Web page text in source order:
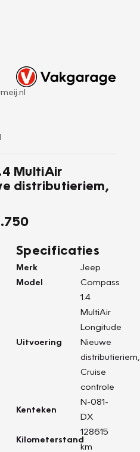
MultiAir
distributieriem,
Specificaties
Merk
Jeep
Model
Compass
Uitvoering
1.4
MultiAir
Longitude
Nieuwe
distributieriem,
Cruise
controle
Kenteken
N-081-
DX
Kilometerstand
128615
km